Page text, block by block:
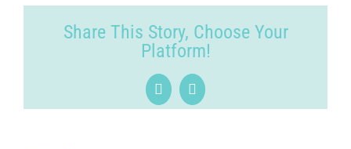
Share This Story, Choose Your
Platform!
FacebookLinkedIn